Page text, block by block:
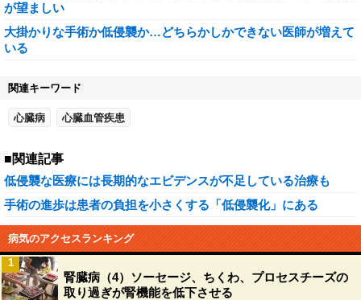
が望ましい
大掛かりな手術か低侵襲か…どちらかしかできない医師が増えて
いる
関連キーワード
心臓病 心臓血管疾患
■関連記事
低侵襲な医療には長期的なエビデンスが不足している治療も
手術の進歩は患者の負担を小さくする「低侵襲化」にある
病気のアクセスランキング
腎臓病（4）ソーセージ、ちくわ、プロセスチーズの
取り過ぎが腎機能を低下させる
1